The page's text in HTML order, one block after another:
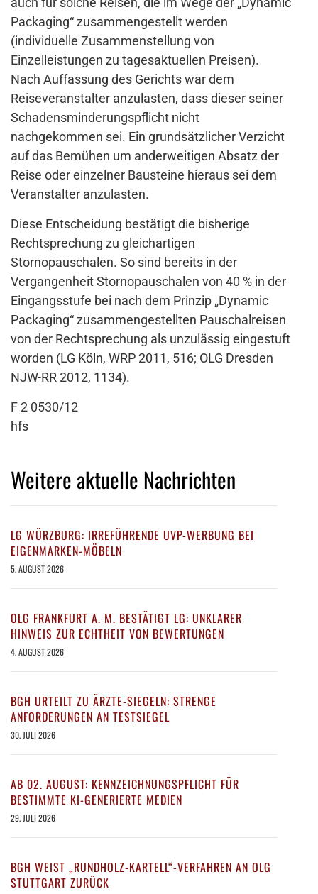
Packaging“ zusammengestellt werden
(individuelle Zusammenstellung von
Einzelleistungen zu tagesaktuellen Preisen).
Nach Auffassung des Gerichts war dem
Reiseveranstalter anzulasten, dass dieser seiner
Schadensminderungspflicht nicht
nachgekommen sei. Ein grundsätzlicher Verzicht
auf das Bemühen um anderweitigen Absatz der
Reise oder einzelner Bausteine hieraus sei dem
Veranstalter anzulasten.
Diese Entscheidung bestätigt die bisherige
Rechtsprechung zu gleichartigen
Stornopauschalen. So sind bereits in der
Vergangenheit Stornopauschalen von 40 % in der
Eingangsstufe bei nach dem Prinzip „Dynamic
Packaging“ zusammengestellten Pauschalreisen
von der Rechtsprechung als unzulässig eingestuft
worden (LG Köln, WRP 2011, 516; OLG Dresden
NJW-RR 2012, 1134).
F 2 0530/12
hfs
Weitere aktuelle Nachrichten
LG WÜRZBURG: IRREFÜHRENDE UVP-WERBUNG BEI
EIGENMARKEN-MÖBELN
5. AUGUST 2026
OLG FRANKFURT A. M. BESTÄTIGT LG: UNKLARER
HINWEIS ZUR ECHTHEIT VON BEWERTUNGEN
4. AUGUST 2026
BGH URTEILT ZU ÄRZTE-SIEGELN: STRENGE
ANFORDERUNGEN AN TESTSIEGEL
30. JULI 2026
AB 02. AUGUST: KENNZEICHNUNGSPFLICHT FÜR
BESTIMMTE KI-GENERIERTE MEDIEN
29. JULI 2026
BGH WEIST „RUNDHOLZ-KARTELL“-VERFAHREN AN OLG
STUTTGART ZURÜCK